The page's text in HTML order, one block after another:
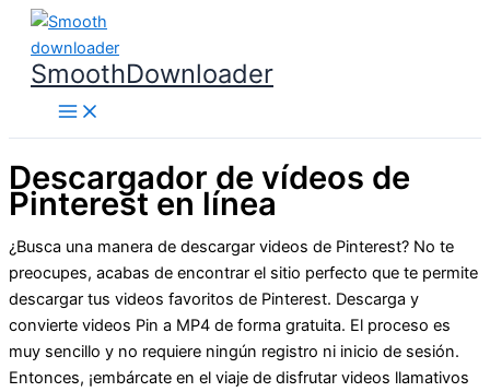
contenido
SmoothDownloader
Descargador de vídeos de
Pinterest en línea
¿Busca una manera de descargar videos de Pinterest? No te
preocupes, acabas de encontrar el sitio perfecto que te permite
descargar tus videos favoritos de Pinterest. Descarga y
convierte videos Pin a MP4 de forma gratuita. El proceso es
muy sencillo y no requiere ningún registro ni inicio de sesión.
Entonces, ¡embárcate en el viaje de disfrutar videos llamativos